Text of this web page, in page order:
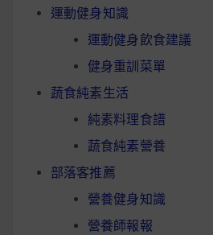
運動健身知識
運動健身飲食建議
健身重訓菜單
蔬食純素生活
純素料理食譜
蔬食純素營養
部落客推薦
營養健身知識
營養師報報